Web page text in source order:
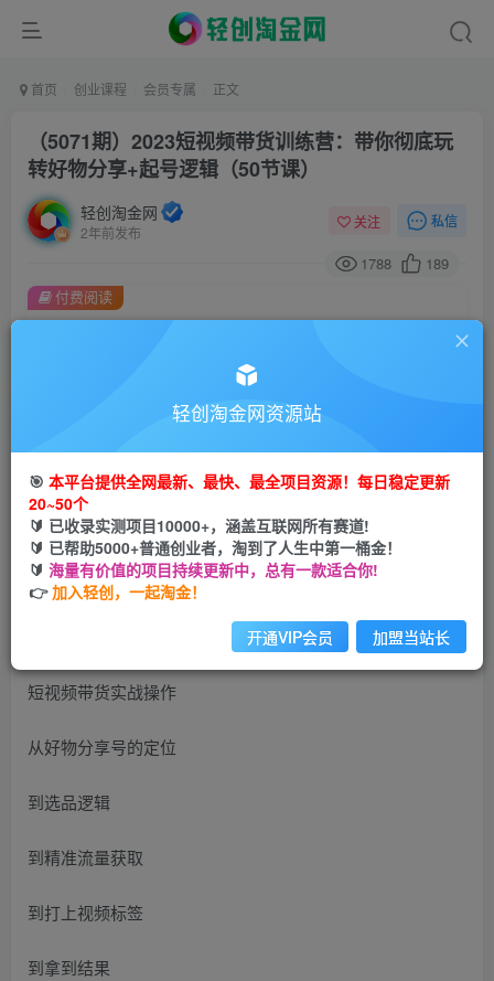
首页 创业课程 会员专属 正文
（5071期）2023短视频带货训练营：带你彻底玩
转好物分享+起号逻辑（50节课）
轻创淘金网
2年前发布
关注 私信
1788 189
会员专属资源
您暂无购买权限，请先开通会员
开通会员
付费阅读
短视频带货实战操作
从好物分享号的定位
到选品逻辑
到精准流量获取
到打上视频标签
到拿到结果
轻创淘金网资源站
🎯 本平台提供全网最新、最快、最全项目资源！每日稳定更新
20~50个
🔰 已收录实测项目10000+，涵盖互联网所有赛道!
🔰 已帮助5000+普通创业者，淘到了人生中第一桶金！
🔰 海量有价值的项目持续更新中，总有一款适合你!
👉加入轻创，一起淘金！
开通VIP会员 加盟当站长